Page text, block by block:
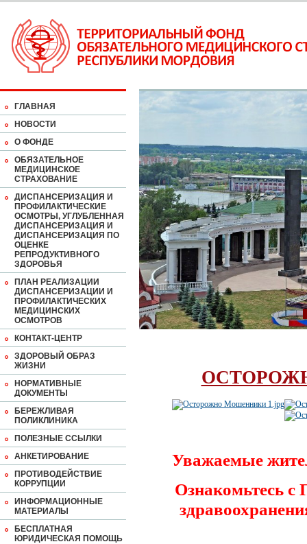
ГЛАВНАЯ
НОВОСТИ
О ФОНДЕ
ОБЯЗАТЕЛЬНОЕ
МЕДИЦИНСКОЕ
СТРАХОВАНИЕ
ДИСПАНСЕРИЗАЦИЯ И
ПРОФИЛАКТИЧЕСКИЕ
ОСМОТРЫ, УГЛУБЛЕННАЯ
ДИСПАНСЕРИЗАЦИЯ И
ДИСПАНСЕРИЗАЦИЯ ПО
ОЦЕНКЕ
РЕПРОДУКТИВНОГО
ЗДОРОВЬЯ
ПЛАН РЕАЛИЗАЦИИ
ДИСПАНСЕРИЗАЦИИ И
ПРОФИЛАКТИЧЕСКИХ
МЕДИЦИНСКИХ
ОСМОТРОВ
КОНТАКТ-ЦЕНТР
ЗДОРОВЫЙ ОБРАЗ
ЖИЗНИ
НОРМАТИВНЫЕ
ДОКУМЕНТЫ
БЕРЕЖЛИВАЯ
ПОЛИКЛИНИКА
ПОЛЕЗНЫЕ ССЫЛКИ
АНКЕТИРОВАНИЕ
ПРОТИВОДЕЙСТВИЕ
КОРРУПЦИИ
ИНФОРМАЦИОННЫЕ
МАТЕРИАЛЫ
БЕСПЛАТНАЯ
ЮРИДИЧЕСКАЯ ПОМОЩЬ
Уважаемые
Ознакомьтесь